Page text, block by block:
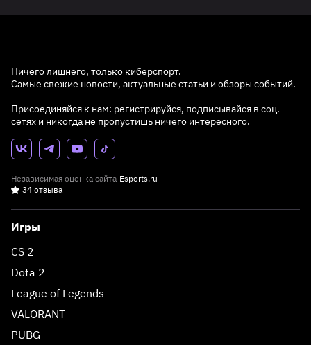
Ничего лишнего, только киберспорт.
Самые свежие новости, актуальные статьи и обзоры событий.
Присоединяйся к нам: регистрируйся, подписывайся в соц.
сетях и никогда не пропустишь ничего интересного.
Независимая оценка сайта Esports.ru
34 отзыва
Игры
CS 2
Dota 2
League of Legends
VALORANT
PUBG